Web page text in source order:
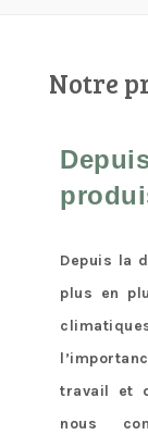
Notre
Depuis la
plus en
travail et
nous